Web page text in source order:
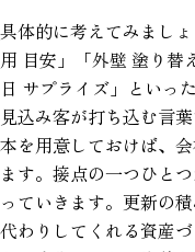
具体的に考えてみまし
用 目安」「外壁 塗り替
日 サプライズ」といっ
見込み客が打ち込む言
本を用意しておけば、
ます。接点の一つひと
っていきます。更新の
代わりしてくれる資産